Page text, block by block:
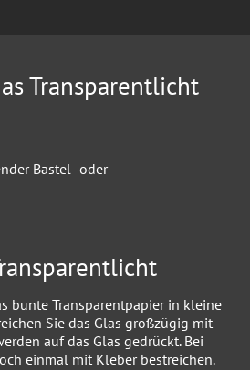
Transparentlicht
Bastel- oder
bunte Transparentpapier in kleine
Sie das Glas großzügig mit
auf das Glas gedrückt. Bei
einmal mit Kleber bestreichen.